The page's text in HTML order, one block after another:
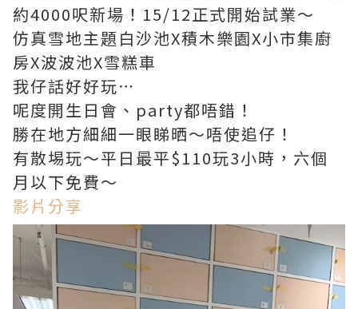
約4000呎新場！15/12正式開始試業～
仿真雪地主題白沙池X積木樂園X小市集廚
房X波波池X雪糕車
我仔話好好玩⋯
呢度開生日會、party都唔錯！
勝在地方細細一眼睇晒～唔使追仔！
有散埸玩～平日最平$110玩3小時，六個
月以下免費～
影片分享